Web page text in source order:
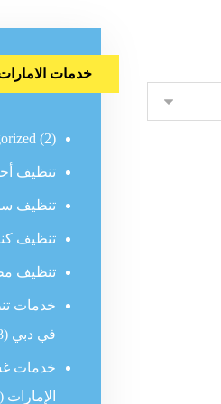
خدمات
(2)
تنظيف
تنظيف
تنظيف
تنظيف
خدمات
في دبي (8)
خدمات
الإمارات